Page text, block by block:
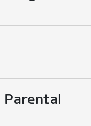
Parental